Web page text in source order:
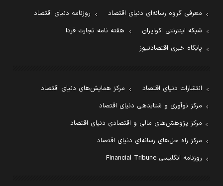
معرفی گروه رسانه‌ای دنیای اقتصاد
روزنامه دنیای اقتصاد
شبکه اینترنتی اکوایران
هفته نامه تجارت فردا
پایگاه خبری اقتصادنیوز
انتشارات دنیای اقتصاد
مرکز همایش‌های دنیای اقتصاد
مرکز نوآوری و شتابدهی دنیای اقتصاد
مرکز پژوهش‌های مالی و اقتصادی دنیای اقتصاد
مرکز راه حل‌های رسانه‌ای دنیای اقتصاد
روزنامه انگلیسی Financial Tribune